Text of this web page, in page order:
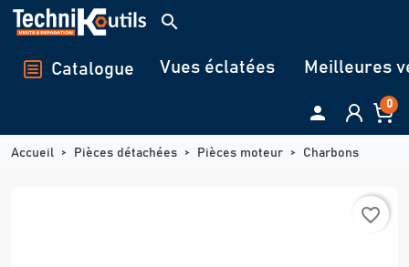
Panneau de gestion des cookies
search
Catalogue Vues éclatées Meilleures
 0
Accueil Pièces détachées Pièces moteur Charbons
favorite_border